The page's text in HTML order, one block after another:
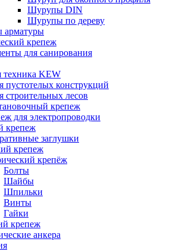
Шурупы DIN
Шурупы по дереву
арматуры
крепеж
для санирования
техника KEW
пустотелых конструкций
строительных лесов
крепеж
для электропроводки
крепеж
заглушки
крепеж
крепёж
Болты
Шайбы
Шпильки
Винты
Гайки
крепеж
анкера